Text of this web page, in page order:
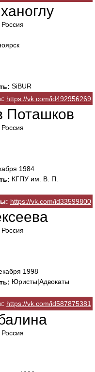
Россия
SiBUR
https://vk.com/id492956269
Поташков
Россия
1984
КГПУ им. В. П.
https://vk.com/id33599800
Россия
1998
Юристы|Адвокаты
https://vk.com/id587875381
Россия